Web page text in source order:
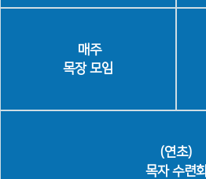
매주
목장 모임
(연초)
목자 수련회